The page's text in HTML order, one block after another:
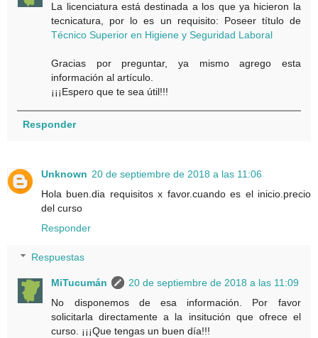
La licenciatura está destinada a los que ya hicieron la
tecnicatura, por lo es un requisito: Poseer título de
Técnico Superior en Higiene y Seguridad Laboral
Gracias por preguntar, ya mismo agrego esta
información al artículo.
¡¡¡Espero que te sea útil!!!
Responder
Unknown 20 de septiembre de 2018 a las 11:06
Hola buen.dia requisitos x favor.cuando es el inicio.precio
del curso
Responder
Respuestas
MiTucumán
20 de septiembre de 2018 a las 11:09
No disponemos de esa información. Por favor
solicitarla directamente a la insitución que ofrece el
curso. ¡¡¡Que tengas un buen día!!!